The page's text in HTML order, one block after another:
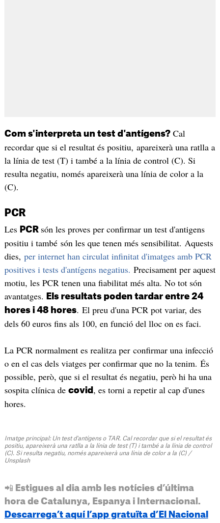
Com s'interpreta un test d'antígens?Cal
recordar que si el resultat és positiu, apareixerà una ratlla a
la línia de test (T) i també a la línia de control (C). Si
resulta negatiu, només apareixerà una línia de color a la
(C).
PCR
Les PCR són les proves per confirmar un test d'antigens
positiu i també són les que tenen més sensibilitat. Aquests
dies, per internet han circulat infinitat d'imatges amb PCR
positives i tests d'antígens negatius. Precisament per aquest
motiu, les PCR tenen una fiabilitat més alta. No tot són
avantatges.
Els resultats poden tardar entre 24
hores i 48 hores. El preu d'una PCR pot variar, des
dels 60 euros fins als 100, en funció del lloc on es faci.
La PCR normalment es realitza per confirmar una infecció
o en el cas dels viatges per confirmar que no la tenim. És
possible, però, que si el resultat és negatiu, però hi ha una
sospita clínica de covid , es torni a repetir al cap d'unes
hores.
Imatge principal: Un test d'antígens o TAR. Cal recordar que si el resultat és
positiu, apareixerà una ratlla a la línia de test (T) i també a la línia de control
(C). Si resulta negatiu, només apareixerà una línia de color a la (C) /
Unsplash
📲 Estigues al dia amb les notícies d’última
hora de Catalunya, Espanya i Internacional.
Descarrega’t aquí l’app gratuïta d’El Nacional